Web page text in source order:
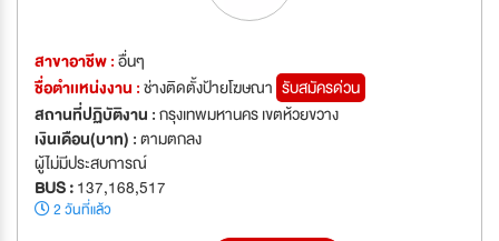
สาขาอาชีพ :อื่นๆ
ชื่อตำเเหน่งงาน :ช่างติดตั้งป้ายโฆษณา รับสมัครด่วน
สถานที่ปฏิบัติงาน :กรุงเทพมหานคร เขตห้วยขวาง
เงินเดือน(บาท) :ตามตกลง
ผู้ไม่มีประสบการณ์
BUS :137,168,517
2 วันที่แล้ว